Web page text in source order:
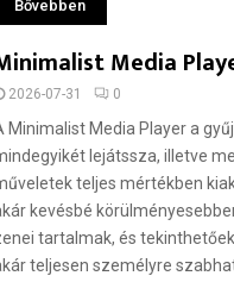
Bővebben
Media
2026-07-31 0
Minimalist Media Player a
lejátssza, illetve
teljes mértékben
kevésbé
tartalmak, és
teljesen személyre